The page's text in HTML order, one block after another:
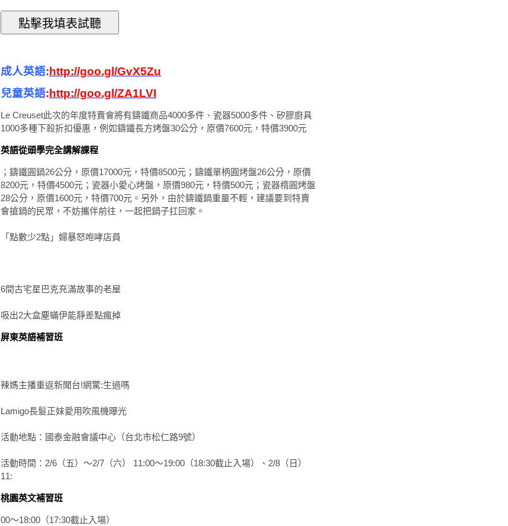
成人英語:http://goo.gl/GvX5Zu
兒童英語:http://goo.gl/ZA1LVI
Le Creuset此次的年度特賣會將有鑄鐵商品4000多件、瓷器5000多件、矽膠廚具
1000多種下殺折扣優惠，例如鑄鐵長方烤盤30公分，原價7600元，特價3900元
英語從頭學完全講解課程
；鑄鐵圓鍋26公分，原價17000元，特價8500元；鑄鐵單柄圓烤盤26公分，原價
8200元，特價4500元；瓷器小愛心烤盤，原價980元，特價500元；瓷器楕圓烤盤
28公分，原價1600元，特價700元。另外，由於鑄鐵鍋重量不輕，建議要到特賣
會搶鍋的民眾，不妨攜伴前往，一起把鍋子扛回家。
「點數少2點」婦暴怒咆哮店員
6間古宅星巴克充滿故事的老屋
吸出2大盒塵蟎伊能靜差點瘋掉
屏東英語補習班
辣媽主播重返新聞台!網驚:生過嗎
Lamigo長髮正妹愛用吹風機曝光
活動地點：國泰金融會議中心（台北市松仁路9號）
活動時間：2/6（五）～2/7（六） 11:00～19:00（18:30截止入場）、2/8（日）
11:
桃園英文補習班
00～18:00（17:30截止入場）